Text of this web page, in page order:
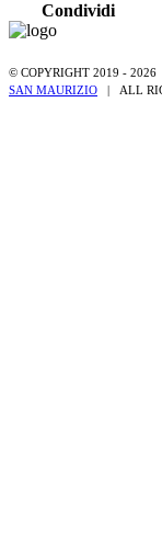
Condividi
© COPYRIGHT 2019 - 2026
SAN MAURIZIO | ALL